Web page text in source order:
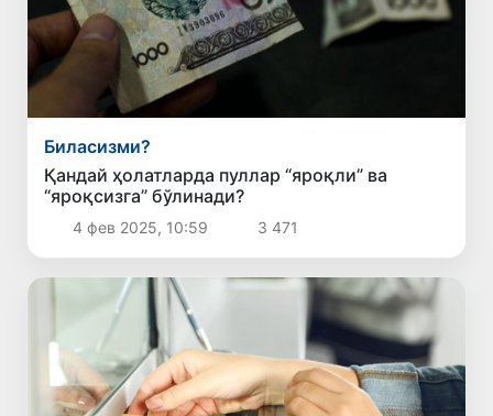
Биласизми?
Қандай ҳолатларда пуллар “яроқли” ва
“яроқсизга” бўлинади?
4 фев 2025, 10:59 3 471